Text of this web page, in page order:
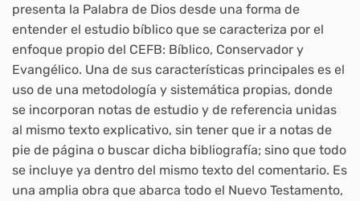
presenta la Palabra de Dios desde una forma de
entender el estudio bíblico que se caracteriza por el
enfoque propio del CEFB: Bíblico, Conservador y
Evangélico. Una de sus características principales es el
uso de una metodología y sistemática propias, donde
se incorporan notas de estudio y de referencia unidas
al mismo texto explicativo, sin tener que ir a notas de
pie de página o buscar dicha bibliografía; sino que todo
se incluye ya dentro del mismo texto del comentario. Es
una amplia obra que abarca todo el Nuevo Testamento,